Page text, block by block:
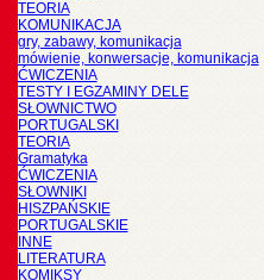
TEORIA
KOMUNIKACJA
gry, zabawy, komunikacja
mówienie, konwersacje, komunikacja
ĆWICZENIA
TESTY I EGZAMINY DELE
SŁOWNICTWO
PORTUGALSKI
TEORIA
Gramatyka
ĆWICZENIA
SŁOWNIKI
HISZPAŃSKIE
PORTUGALSKIE
INNE
LITERATURA
KOMIKSY